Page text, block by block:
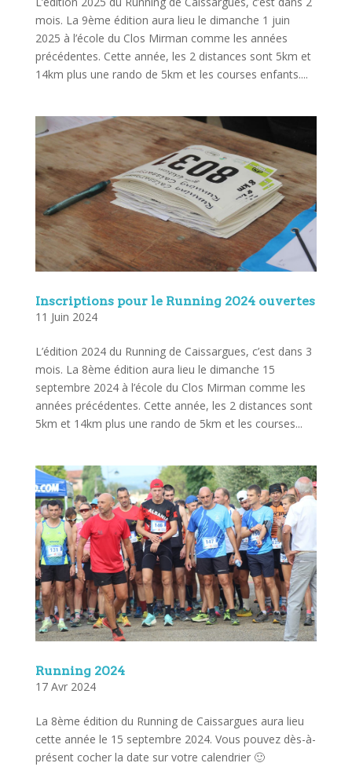
mois. La 9ème édition aura lieu le dimanche 1 juin
2025 à l’école du Clos Mirman comme les années
précédentes. Cette année, les 2 distances sont 5km et
14km plus une rando de 5km et les courses enfants....
Inscriptions pour le Running 2024 ouvertes
11 Juin 2024
L’édition 2024 du Running de Caissargues, c’est dans 3
mois. La 8ème édition aura lieu le dimanche 15
septembre 2024 à l’école du Clos Mirman comme les
années précédentes. Cette année, les 2 distances sont
5km et 14km plus une rando de 5km et les courses...
Running 2024
17 Avr 2024
La 8ème édition du Running de Caissargues aura lieu
cette année le 15 septembre 2024. Vous pouvez dès-à-
présent cocher la date sur votre calendrier 🙂